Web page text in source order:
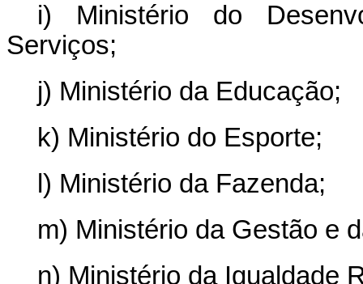
i) Ministério do
Serviços;
j) Ministério da Educação;
k) Ministério do Esporte;
l) Ministério da Fazenda;
m) Ministério da Gestão e
n) Ministério da Igualdade